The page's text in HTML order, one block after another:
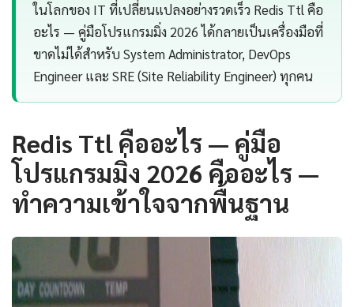
ในโลกของ IT ที่เปลี่ยนแปลงอย่างรวดเร็ว Redis Ttl คือ
อะไร — คู่มือโปรแกรมมิ่ง 2026 ได้กลายเป็นเครื่องมือที่
ขาดไม่ได้สำหรับ System Administrator, DevOps
Engineer และ SRE (Site Reliability Engineer) ทุกคน
Redis Ttl คืออะไร — คู่มือ
โปรแกรมมิ่ง 2026 คืออะไร —
ทำความเข้าใจจากพื้นฐาน